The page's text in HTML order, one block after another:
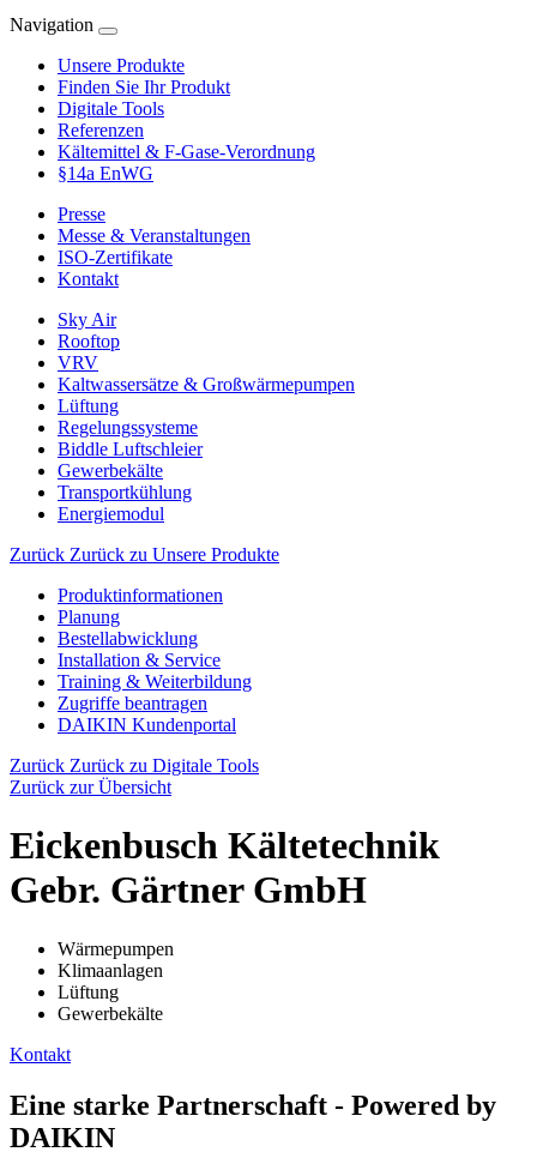
Navigation
Unsere Produkte
Finden Sie Ihr Produkt
Digitale Tools
Referenzen
Kältemittel & F-Gase-Verordnung
§14a EnWG
Presse
Messe & Veranstaltungen
ISO-Zertifikate
Kontakt
Sky Air
Rooftop
VRV
Kaltwassersätze & Großwärmepumpen
Lüftung
Regelungssysteme
Biddle Luftschleier
Gewerbekälte
Transportkühlung
Energiemodul
Zurück Zurück zu Unsere Produkte
Produktinformationen
Planung
Bestellabwicklung
Installation & Service
Training & Weiterbildung
Zugriffe beantragen
DAIKIN Kundenportal
Zurück Zurück zu Digitale Tools
Zurück zur Übersicht
Eickenbusch Kältetechnik
Gebr. Gärtner GmbH
Wärmepumpen
Klimaanlagen
Lüftung
Gewerbekälte
Kontakt
Eine starke Partnerschaft - Powered by
DAIKIN